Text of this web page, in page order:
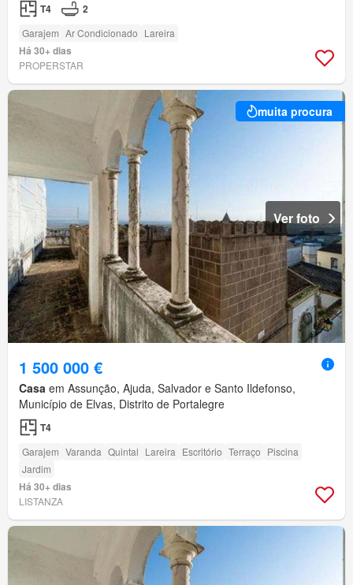
T4 2
Garajem Ar Condicionado Lareira
Há 30+ dias
PROPERSTAR
muita procura
Ver foto
1 500 000 €
Casa em Assunção, Ajuda, Salvador e Santo Ildefonso,
Município de Elvas, Distrito de Portalegre
T4
Garajem Varanda Quintal Lareira Escritório Terraço Piscina
Jardim
Há 30+ dias
LISTANZA